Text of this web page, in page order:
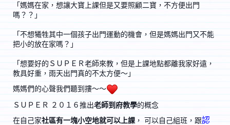
「媽媽在家，想讓大寶上課但是又要照顧二寶，不方便出門
嗎？？」
「不想犧牲其中一個孩子出門運動的機會，但是媽媽出門又不能
把小的放在家嗎？」
「想要好的ＳＵＰＥＲ老師來教，但是上課地點都離我家好遠，
教具好重，雨天出門真的不太方便～」
媽媽們的心聲我們聽到摟～～
ＳＵＰＥＲ ２０１６推出老師到府教學的概念
在自己家社區有一塊小空地就可以上課 ， 可以自己組班，跟認